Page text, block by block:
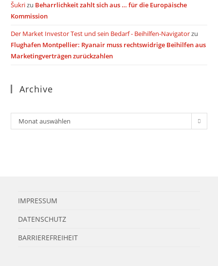
Šukrizu Beharrlichkeit zahlt sich aus … für die Europäische
Kommission
Der Market Investor Test und sein Bedarf - Beihilfen-Navigatorzu
Flughafen Montpellier: Ryanair muss rechtswidrige Beihilfen aus
Marketingverträgen zurückzahlen
Archive
Archiv
Monat auswählen
IMPRESSUM
DATENSCHUTZ
BARRIEREFREIHEIT